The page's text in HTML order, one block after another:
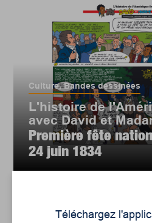
Culture,Bandes dessinées
L'histoire de
avec David et
Première fête
24 juin 1834
Téléchargez